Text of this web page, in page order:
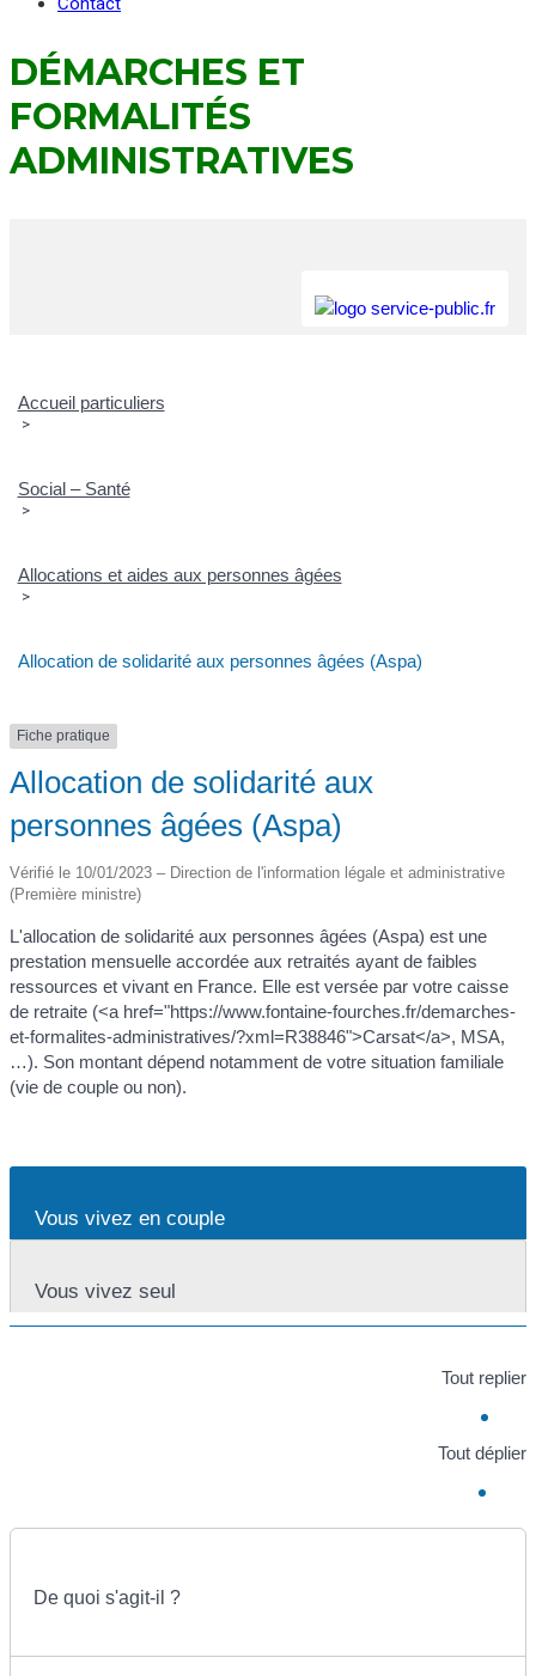
DÉMARCHES ET
FORMALITÉS
ADMINISTRATIVES
Accueil particuliers
>
Social – Santé
>
Allocations et aides aux personnes âgées
>
Allocation de solidarité aux personnes âgées (Aspa)
Fiche pratique
Allocation de solidarité aux
personnes âgées (Aspa)
Vérifié le 10/01/2023 – Direction de l'information légale et administrative
(Première ministre)
L'allocation de solidarité aux personnes âgées (Aspa) est une
prestation mensuelle accordée aux retraités ayant de faibles
ressources et vivant en France. Elle est versée par votre caisse
de retraite (<a href="https://www.fontaine-fourches.fr/demarches-
et-formalites-administratives/?xml=R38846">Carsat</a>, MSA,
…). Son montant dépend notamment de votre situation familiale
(vie de couple ou non).
Vous vivez en couple
Vous vivez seul
Tout replier
Tout déplier
De quoi s'agit-il ?